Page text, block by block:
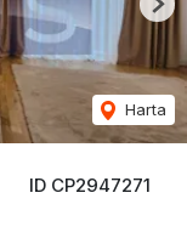
ID CP2947271
Harta